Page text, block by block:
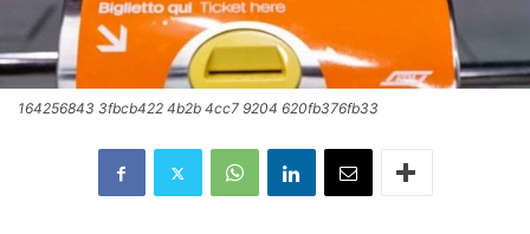
164256843 3fbcb422 4b2b 4cc7 9204 620fb376fb33